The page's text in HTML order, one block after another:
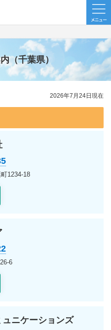
（千葉県）
2026年7月24日現在
1234-18
6
ニケーションズ